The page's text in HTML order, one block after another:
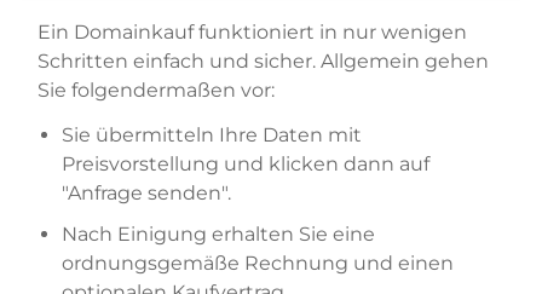
Ein Domainkauf funktioniert in nur wenigen
Schritten einfach und sicher. Allgemein gehen
Sie folgendermaßen vor:
Sie übermitteln Ihre Daten mit
Preisvorstellung und klicken dann auf
"Anfrage senden".
Nach Einigung erhalten Sie eine
ordnungsgemäße Rechnung und einen